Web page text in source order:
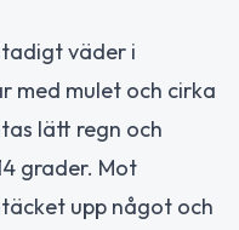
väder i
med mulet och cirka
lätt regn och
grader. Mot
upp något och